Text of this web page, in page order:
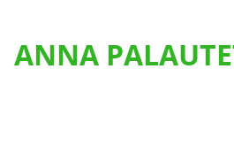
ANNA